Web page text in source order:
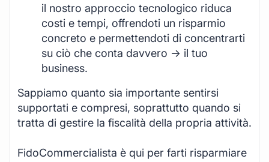
il nostro approccio tecnologico riduca
costi e tempi, offrendoti un risparmio
concreto e permettendoti di concentrarti
su ciò che conta davvero -> il tuo
business.
Sappiamo quanto sia importante sentirsi
supportati e compresi, soprattutto quando si
tratta di gestire la fiscalità della propria attività.
FidoCommercialista è qui per farti risparmiare